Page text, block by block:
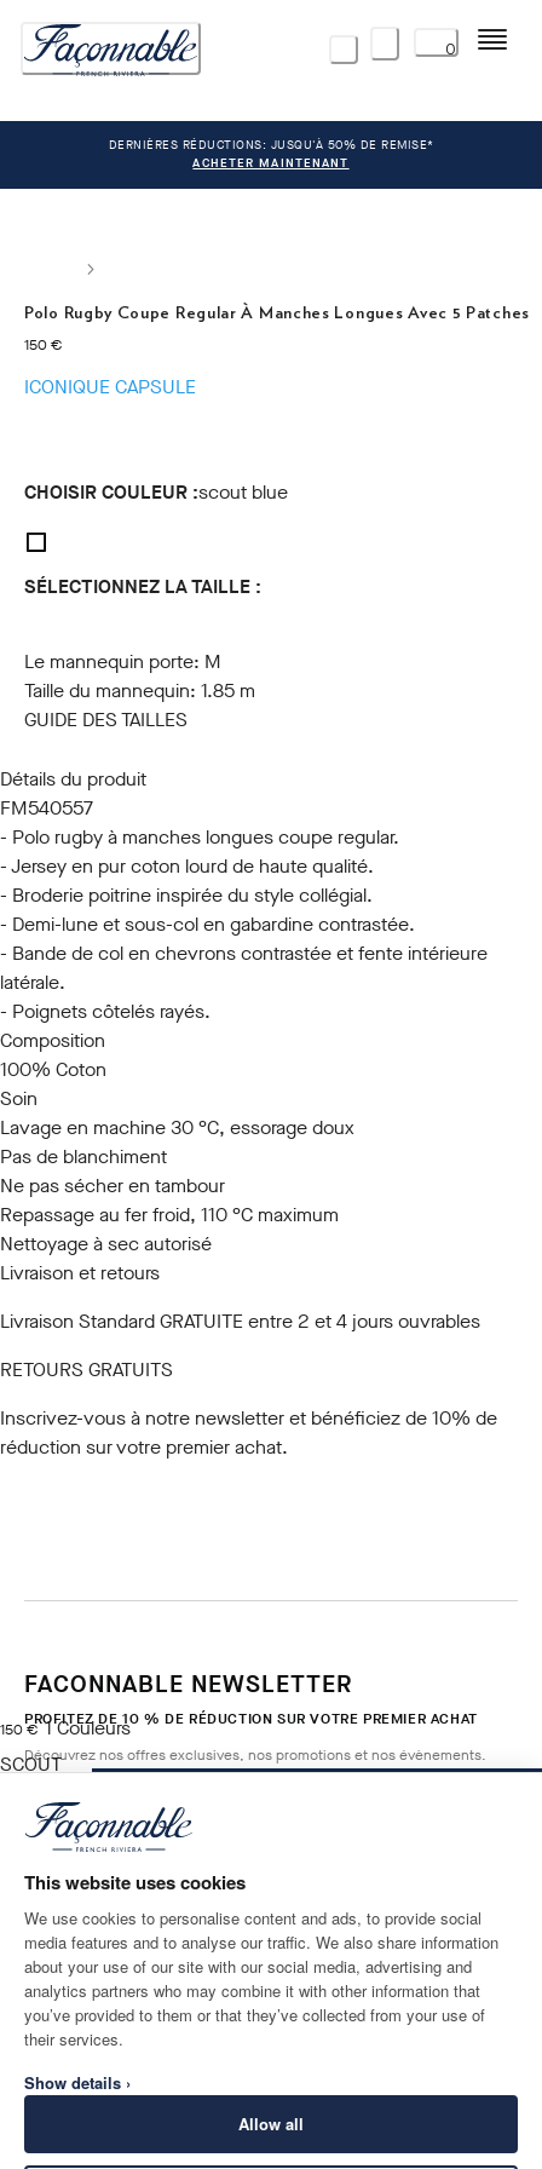
This website uses cookies
We use cookies to personalise content and ads, to provide social
media features and to analyse our traffic. We also share information
about your use of our site with our social media, advertising and
analytics partners who may combine it with other information that
you’ve provided to them or that they’ve collected from your use of
their services.
Show details ›
Allow all
0 Menu
DERNIÈRES RÉDUCTIONS: JUSQU'À 50% DE REMISE*
ACHETER MAINTENANT
Polo Rugby Coupe Regular À Manches Longues Avec 5 Patches
150 €
current price 150 €
ICONIQUE CAPSULE
CHOISIR COULEUR :scout blue
SÉLECTIONNEZ LA TAILLE :
Le mannequin porte: M
Taille du mannequin: 1.85 m
GUIDE DES TAILLES
Détails du produit
FM540557
- Polo rugby à manches longues coupe regular.
- Jersey en pur coton lourd de haute qualité.
- Broderie poitrine inspirée du style collégial.
- Demi-lune et sous-col en gabardine contrastée.
- Bande de col en chevrons contrastée et fente intérieure
latérale.
- Poignets côtelés rayés.
Composition
100% Coton
Soin
Lavage en machine 30 °C, essorage doux
Pas de blanchiment
Ne pas sécher en tambour
Repassage au fer froid, 110 °C maximum
Nettoyage à sec autorisé
Livraison et retours
Livraison Standard GRATUITE entre 2 et 4 jours ouvrables
RETOURS GRATUITS
Inscrivez-vous à notre newsletteret bénéficiez de 10% de
réduction sur votre premier achat.
150 €
current price 150 €
1Couleurs
SCOUT
Taille
FACONNABLE NEWSLETTER
PROFITEZ DE 10 % DE RÉDUCTION SUR VOTRE PREMIER ACHAT
Découvrez nos offres exclusives, nos promotions et nos évènements.
E-mail*
ADRESSE POSTALE
France
LANGUE
Français
CONTACTEZ-NOUS